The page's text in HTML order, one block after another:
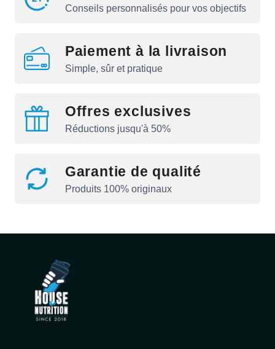
Conseils personnalisés pour vos objectifs
Paiement à la livraison
Simple, sûr et pratique
Offres exclusives
Réductions jusqu'à 50%
Garantie de qualité
Produits 100% originaux